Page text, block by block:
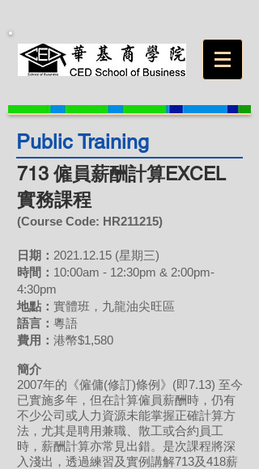
Public Training
713 僱員薪酬計算EXCEL
實務課程
(Course Code: HR211215)
日期： 2021.12.15 (星期三)
時間： 10:00am - 12:30pm & 2:00pm-
4:30pm
地點： 實體班，九龍油尖旺區
語言： 粵語
費用 ： 港幣$1,580
簡介
2007年的《僱傭(修訂)條例》(即7.13) 至今
已實施多年，但在計算僱員薪酬時，仍有
不少公司或人力資源未能掌握正確計算方
法，尤其是聘用兼職、散工或合約員工
時，薪酬計算亦常見出錯。是次課程將深
入淺出，透過練習及實例講解713及418薪